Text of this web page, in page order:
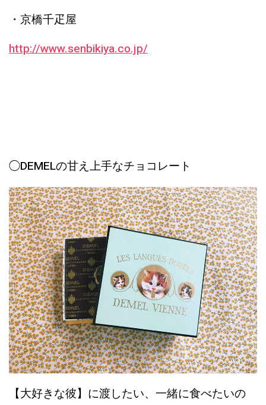
・京橋千疋屋
http://www.senbikiya.co.jp/
◯DEMELの甘え上手なチョコレート
【大好きな彼】に渡したい、一緒に食べたいの